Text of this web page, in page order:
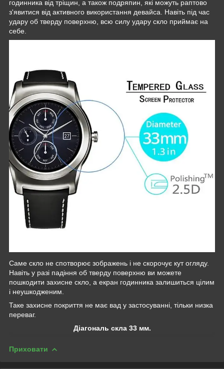
годинника від тріщин, а також подряпин, які можуть раптово
з'явитися від активного використання девайса. Навіть під час
удару об тверду поверхню, всю силу удару скло приймає на
себе.
Саме скло не спотворює зображень і не скорочує кут огляду.
Навіть у разі падіння об тверду поверхню ви можете
пошкодити захисне скло, а екран годинника залишиться цілим
і неушкодженим.
Таке захисне покриття не має вад у застосуванні, тільки низка
переваг.
Діагональ скла 33 мм.
Приховати